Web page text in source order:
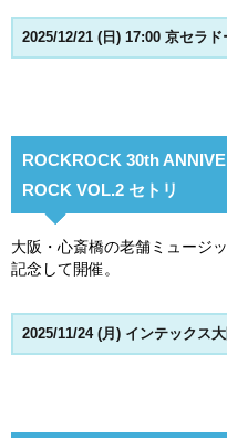
2025/12/21 (日) 17:00 京セラ
ROCKROCK 30th
ROCK VOL.2 セトリ
大阪・心斎橋の老舗ミュージ
記念して開催。
2025/11/24 (月) インテックス